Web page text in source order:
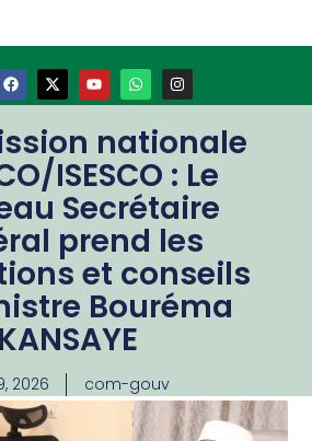
nationale
ISESCO : Le
Secrétaire
prend les
et conseils
Bouréma
KANSAYE
2026 com-gouv